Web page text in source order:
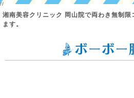
//
湘南美容クリニック 岡山院で両わき無制限
ます。